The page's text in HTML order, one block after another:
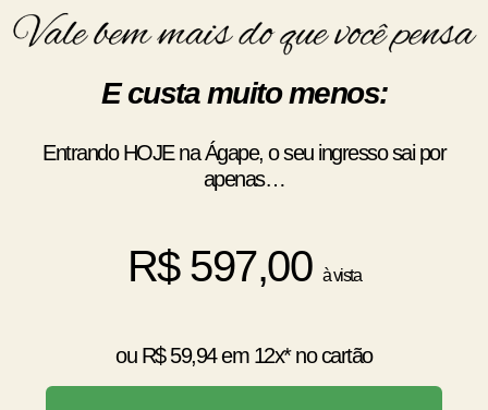
E custa muito menos:
Entrando HOJE na Ágape, o seu ingresso sai por
apenas…
R$ 597,00 à vista
ou R$ 59,94 em 12x* no cartão